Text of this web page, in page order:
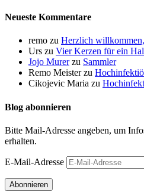
Neueste Kommentare
remo zu Herzlich
Urs zu Vier Kerzen für ein
Jojo Murerzu Sammler
Remo Meisterzu
Cikojevic Maria zu
Blog abonnieren
Bitte Mail-Adresse angeben, um
erhalten.
E-Mail-Adresse
Abonnieren